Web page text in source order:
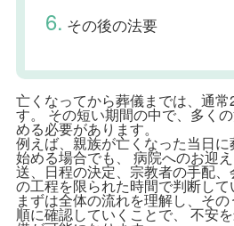
その後の法要
亡くなってから葬儀までは、通
す。 その短い期間の中で、多く
める必要があります。
例えば、親族が亡くなった当日
始める場合でも、 病院へのお迎
送、日程の決定、宗教者の手配
の工程を限られた時間で判断し
まずは全体の流れを理解し、そ
順に確認していくことで、 不安